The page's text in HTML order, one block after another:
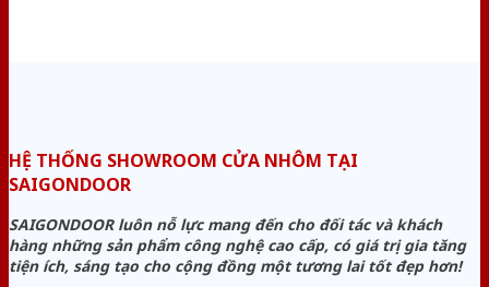
HỆ THỐNG SHOWROOM CỬA NHÔM TẠI
SAIGONDOOR
SAIGONDOOR luôn nỗ lực mang đến cho đối tác và khách
hàng những sản phẩm công nghệ cao cấp, có giá trị gia tăng
tiện ích, sáng tạo cho cộng đồng một tương lai tốt đẹp hơn!